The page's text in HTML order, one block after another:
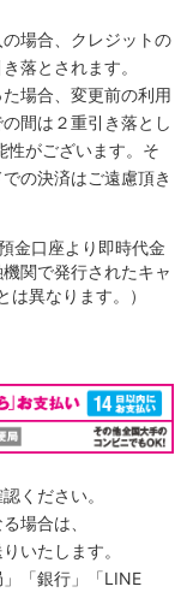
場合、クレジットの
落とされます。
場合、変更前の利用
間は２重引き落とし
性がございます。そ
の決済はご遠慮頂き
金口座より即時代金
関で発行されたキャ
異なります。）
ください。
場合は、
いたします。
「銀行」「LINE